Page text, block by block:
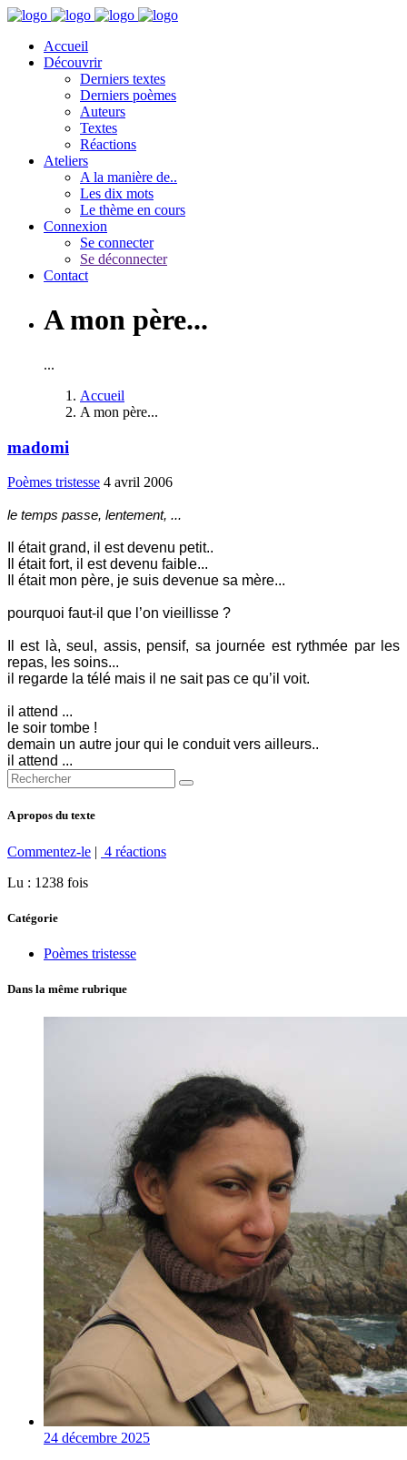
Accueil
Découvrir
Derniers textes
Derniers poèmes
Auteurs
Textes
Réactions
Ateliers
A la manière de..
Les dix mots
Le thème en cours
Connexion
Se connecter
Se déconnecter
Contact
A mon père...
...
Accueil
A mon père...
madomi
Poèmes tristesse 4 avril 2006
le temps passe, lentement, ...
Il était grand, il est devenu petit..
Il était fort, il est devenu faible...
Il était mon père, je suis devenue sa mère...
pourquoi faut-il que l’on vieillisse ?
Il est là, seul, assis, pensif, sa journée est rythmée par les
repas, les soins...
il regarde la télé mais il ne sait pas ce qu’il voit.
il attend ...
le soir tombe !
demain un autre jour qui le conduit vers ailleurs..
il attend ...
A propos du texte
Commentez-le | 4 réactions
Lu : 1238 fois
Catégorie
Poèmes tristesse
Dans la même rubrique
24 décembre 2025